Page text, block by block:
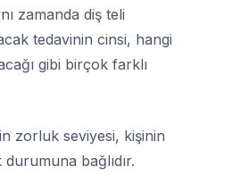
zamanda diş teli
tedavinin cinsi, hangi
gibi birçok farklı
zorluk seviyesi, kişinin
bağlıdır.